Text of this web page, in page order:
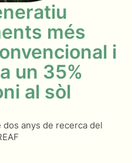
més
i
un 35%
al sòl
anys de recerca del